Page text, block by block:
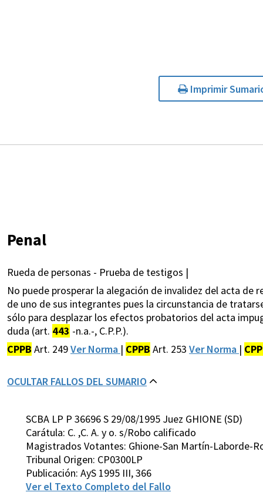
Imprimir
Penal
Rueda de personas - Prueba de testigos |
No puede prosperar la alegación de invalidez del acta de
de uno de sus integrantes pues la circunstancia de
sólo para desplazar los efectos probatorios del acta
duda (art. 443 -n.a.-, C.P.P.).
CPPB Art. 249Ver Norma | CPPB Art. 253 Ver Norma |
OCULTAR FALLOS DEL SUMARIO
SCBA LP P 36696 S 29/08/1995 Juez GHIONE (SD)
Carátula: C. ,C. A. y o. s/Robo calificado
Magistrados Votantes: Ghione-San Martín-Laborde-
Tribunal Origen: CP0300LP
Publicación: AyS 1995 III, 366
Ver el Texto Completo del Fallo